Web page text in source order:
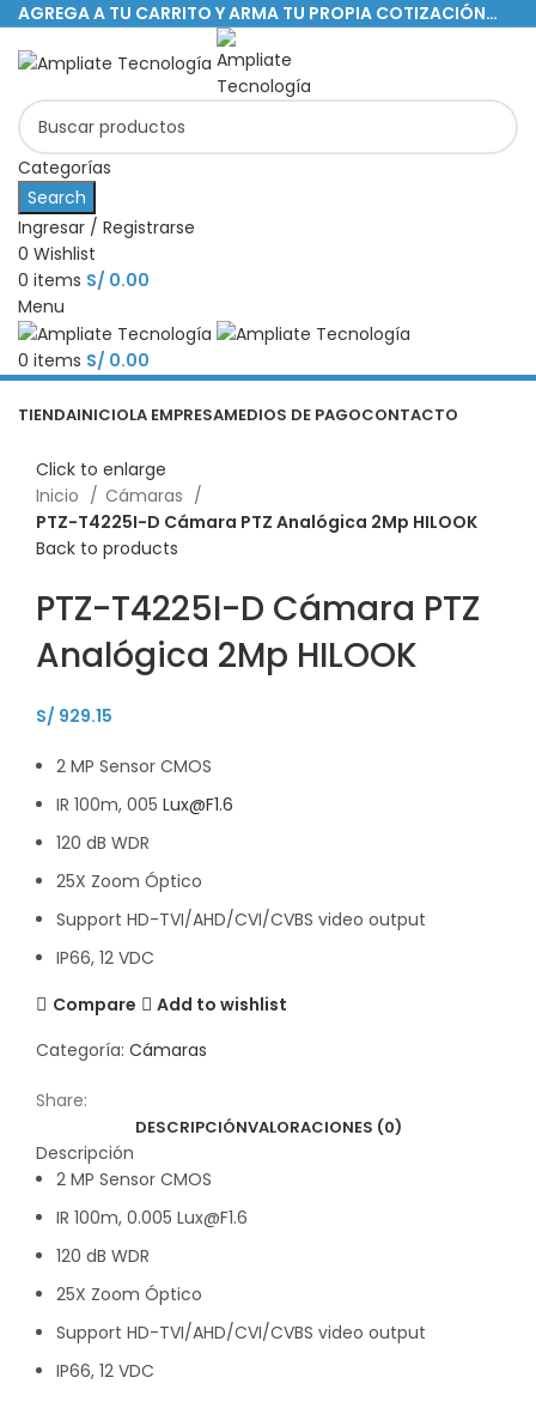
AGREGA A TU CARRITO Y ARMA TU PROPIA COTIZACIÓN…
Categorías
Search
Ingresar / Registrarse
0 Wishlist
0 items S/ 0.00
Menu
0 items S/ 0.00
Categorías
TIENDAINICIOLA EMPRESAMEDIOS DE PAGOCONTACTO
Click to enlarge
Inicio
Cámaras
PTZ-T4225I-D Cámara PTZ Analógica 2Mp HILOOK
Back to products
PTZ-T4225I-D Cámara PTZ
Analógica 2Mp HILOOK
S/ 929.15
2 MP Sensor CMOS
IR 100m, 005 Lux@F1.6
120 dB WDR
25X Zoom Óptico
Support HD-TVI/AHD/CVI/CVBS video output
IP66, 12 VDC
Compare
Add to wishlist
Categoría: Cámaras
Share:
DESCRIPCIÓNVALORACIONES (0)
Descripción
2 MP Sensor CMOS
IR 100m, 0.005 Lux@F1.6
120 dB WDR
25X Zoom Óptico
Support HD-TVI/AHD/CVI/CVBS video output
IP66, 12 VDC